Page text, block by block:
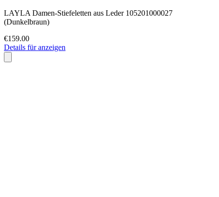
LAYLA Damen-Stiefeletten aus Leder 105201000027
(Dunkelbraun)
€159.00
Details für anzeigen